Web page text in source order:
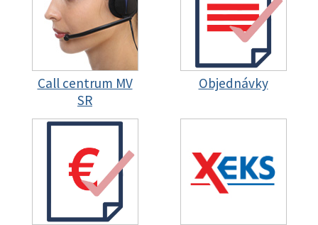
Call centrum MV
SR
Objednávky